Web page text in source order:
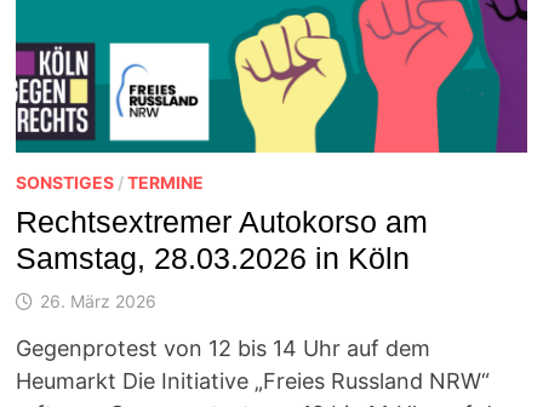
SONSTIGES/TERMINE
Rechtsextremer Autokorso am
Samstag, 28.03.2026 in Köln
26. März 2026
Gegenprotest von 12 bis 14 Uhr auf dem
Heumarkt Die Initiative „Freies Russland NRW“